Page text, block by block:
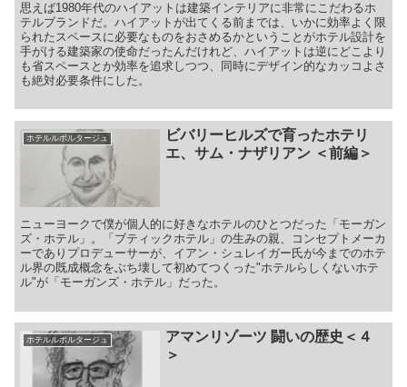
思えば1980年代のハイアットは建築インテリアに非常にこだわるホ
テルブランドだ。ハイアットが出てくる前までは、いかに効率よく限
られたスペースに必要なものをおさめるかということがホテル設計を
手がける建築家の使命だったんだけれど、ハイアットは逆にどこより
も省スペースとか効率を追求しつつ、同時にデザイン的なカッコよさ
も絶対必要条件にした。
ホテルルポルタージュ
ビバリーヒルズで育ったホテリ
エ、サム・ナザリアン ＜前編＞
ニューヨークで僕が個人的に好きなホテルのひとつだった「モーガン
ズ・ホテル」。「ブティックホテル」の生みの親、コンセプトメーカ
ーでありプロデューサーが、イアン・シュレイガー氏が今までのホテ
ル界の既成概念をぶち壊して初めてつくった"ホテルらしくないホテ
ル"が「モーガンズ・ホテル」だった。
ホテルルポルタージュ
アマンリゾーツ 闘いの歴史＜４
＞